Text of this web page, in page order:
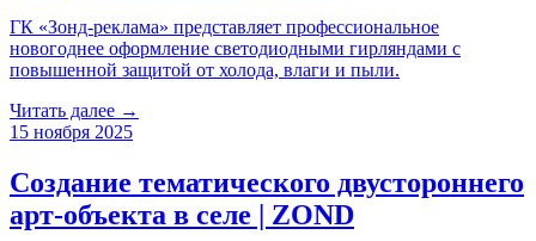
ГК «Зонд-реклама» представляет профессиональное
новогоднее оформление светодиодными гирляндами с
повышенной защитой от холода, влаги и пыли.
Читать далее →
15 ноября 2025
Создание тематического двустороннего
арт-объекта в селе | ZOND